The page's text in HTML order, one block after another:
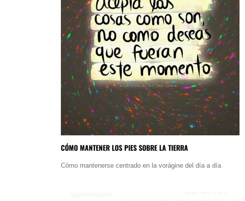
CÓMO MANTENER LOS PIES SOBRE LA TIERRA
Cómo mantenerse centrado en la vorágine del día a día